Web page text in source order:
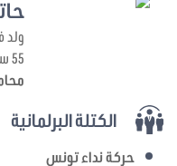
ولد
55 سنة
الكتلة البرلمانية
حركة نداء تونس